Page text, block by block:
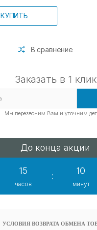
КУПИТЬ
В сравнение
Заказать в 1 клик
Мы перезвоним Вам и уточним
До конца акции
15
часов
:
10
минут
УСЛОВИЯ ВОЗВРАТА ОБМЕНА